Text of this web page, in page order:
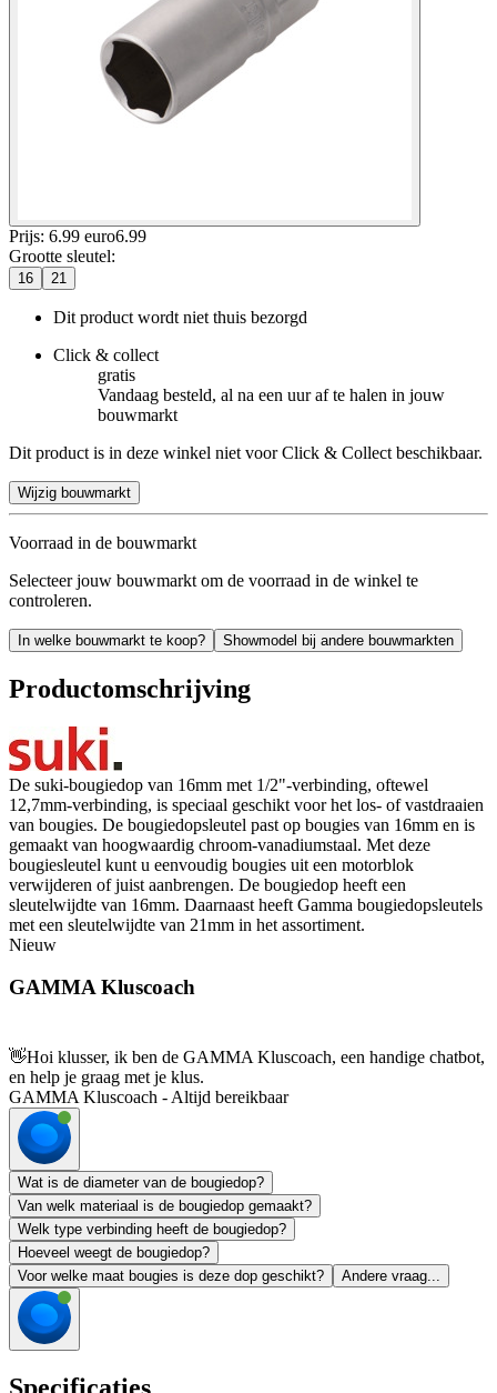
Prijs: 6.99 euro6.99
Grootte sleutel:
16 21
Dit product wordt niet thuis bezorgd
Click & collect
gratis
Vandaag besteld, al na een uur af te halen in jouw
bouwmarkt
Dit product is in deze winkel niet voor Click & Collect beschikbaar.
Wijzig bouwmarkt
Voorraad in de bouwmarkt
Selecteer jouw bouwmarkt om de voorraad in de winkel te
controleren.
In welke bouwmarkt te koop? Showmodel bij andere bouwmarkten
Productomschrijving
De suki-bougiedop van 16mm met 1/2"-verbinding, oftewel
12,7mm-verbinding, is speciaal geschikt voor het los- of vastdraaien
van bougies. De bougiedopsleutel past op bougies van 16mm en is
gemaakt van hoogwaardig chroom-vanadiumstaal. Met deze
bougiesleutel kunt u eenvoudig bougies uit een motorblok
verwijderen of juist aanbrengen. De bougiedop heeft een
sleutelwijdte van 16mm. Daarnaast heeft Gamma bougiedopsleutels
met een sleutelwijdte van 21mm in het assortiment.
Nieuw
GAMMA Kluscoach
👋Hoi klusser, ik ben de GAMMA Kluscoach, een handige chatbot,
en help je graag met je klus.
GAMMA Kluscoach - Altijd bereikbaar
Wat is de diameter van de bougiedop?
Van welk materiaal is de bougiedop gemaakt?
Welk type verbinding heeft de bougiedop?
Hoeveel weegt de bougiedop?
Voor welke maat bougies is deze dop geschikt?
Andere vraag...